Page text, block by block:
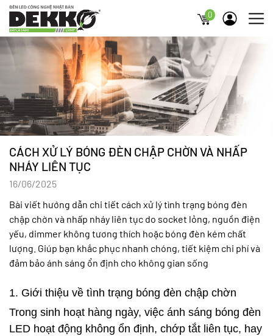
0
CÁCH XỬ LÝ BÓNG ĐÈN CHẬP CHỜN VÀ NHẤP
NHÁY LIÊN TỤC
16/06/2025
Bài viết hướng dẫn chi tiết cách xử lý tình trạng bóng đèn
chập chờn và nhấp nháy liên tục do socket lỏng, nguồn điện
yếu, dimmer không tương thích hoặc bóng đèn kém chất
lượng. Giúp bạn khắc phục nhanh chóng, tiết kiệm chi phí và
đảm bảo ánh sáng ổn định cho không gian sống
1. Giới thiệu về tình trạng bóng đèn chập chờn
Trong sinh hoạt hàng ngày, việc ánh sáng bóng đèn
LED hoạt động không ổn định, chớp tắt liên tục, hay